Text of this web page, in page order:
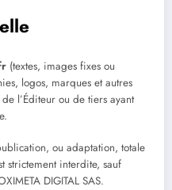
(textes, images fixes ou
logos, marques et autres
l’Éditeur ou de tiers ayant
ou adaptation, totale
strictement interdite, sauf
DIGITAL SAS.